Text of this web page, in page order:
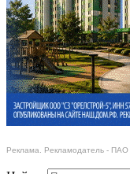
Реклама. Рекламодатель - ПАО